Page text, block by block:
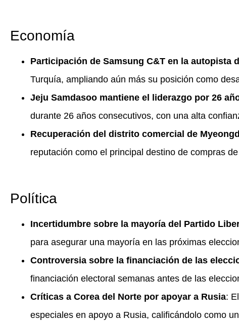
Economía
Participación de Samsung C&T en la autopista
Turquía, ampliando aún más su posición como
Jeju Samdasoo mantiene el liderazgo por 26
durante 26 años consecutivos, con una alta
Recuperación del distrito comercial de
reputación como el principal destino de compras
Política
Incertidumbre sobre la mayoría del Partido
para asegurar una mayoría en las próximas
Controversia sobre la financiación de las
financiación electoral semanas antes de las
Críticas a Corea del Norte por apoyar a Rusia:
especiales en apoyo a Rusia, calificándolo como